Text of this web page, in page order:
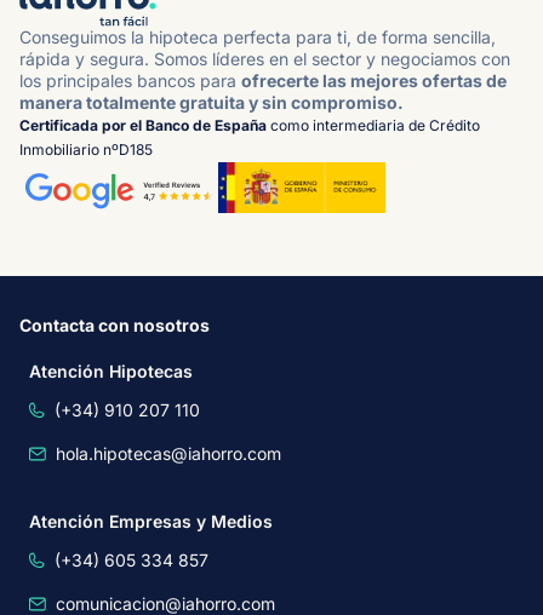
Conseguimos la hipoteca perfecta para ti, de forma sencilla,
rápida y segura. Somos líderes en el sector y negociamos con
los principales bancos para ofrecerte las mejores ofertas de
manera totalmente gratuita y sin compromiso.
Certificada por el Banco de España como intermediaria de Crédito
Inmobiliario nºD185
Contacta con nosotros
Atención Hipotecas
(+34) 910 207 110
hola.hipotecas@iahorro.com
Atención Empresas y Medios
(+34) 605 334 857
comunicacion@iahorro.com